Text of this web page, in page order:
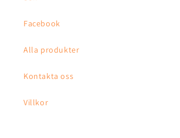
Facebook
Alla produkter
Kontakta oss
Villkor